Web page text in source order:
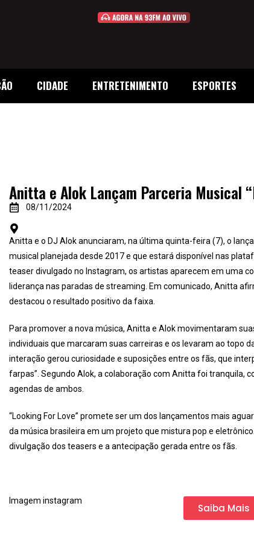
CIDADE ENTRETENIMENTO ESPORTES
Anitta e Alok Lançam Parceria Musical
08/11/2024
Anitta e o DJ Alok anunciaram, na última quinta-feira (7), o
musical planejada desde 2017 e que estará disponível nas
teaser divulgado no Instagram, os artistas aparecem em uma
liderança nas paradas de streaming. Em comunicado, Anitta
destacou o resultado positivo da faixa.
Para promover a nova música, Anitta e Alok movimentaram
individuais que marcaram suas carreiras e os levaram ao topo
interação gerou curiosidade e suposições entre os fãs, que
farpas”. Segundo Alok, a colaboração com Anitta foi tranquila,
agendas de ambos.
“Looking For Love” promete ser um dos lançamentos mais
da música brasileira em um projeto que mistura pop e
divulgação dos teasers e a antecipação gerada entre os fãs.
Imagem instagram
Saiba Mais